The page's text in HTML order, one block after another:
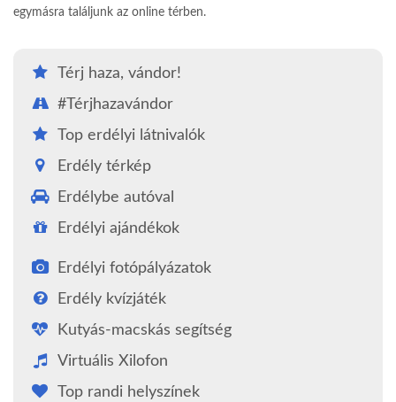
egymásra találjunk az online térben.
Térj haza, vándor!
#Térjhazavándor
Top erdélyi látnivalók
Erdély térkép
Erdélybe autóval
Erdélyi ajándékok
Erdélyi fotópályázatok
Erdély kvízjáték
Kutyás-macskás segítség
Virtuális Xilofon
Top randi helyszínek